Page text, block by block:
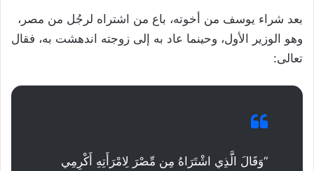
بعد شراء يوسف من أخوته، باع من اشتراه لرجُل من مصر،
وهو الوزير الأول، وحينما عاد به إلى زوجته اندهشت به، فقال
تعالى:
“وَقَالَ الَّذِي اشْتَرَاهُ مِن مِّصْرَ لِامْرَأَتِهِ أَكْرِمِي